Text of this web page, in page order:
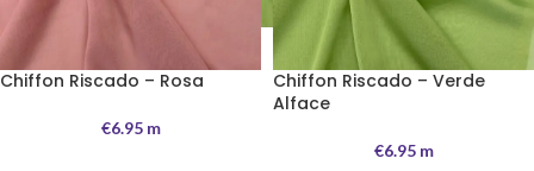
Chiffon Riscado – Rosa
€6.95m
Chiffon Riscado – Verde
Alface
€6.95m